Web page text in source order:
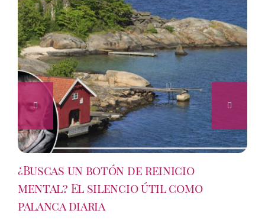
¿Buscas un botón de reinicio
mental? El silencio útil como
palanca diaria